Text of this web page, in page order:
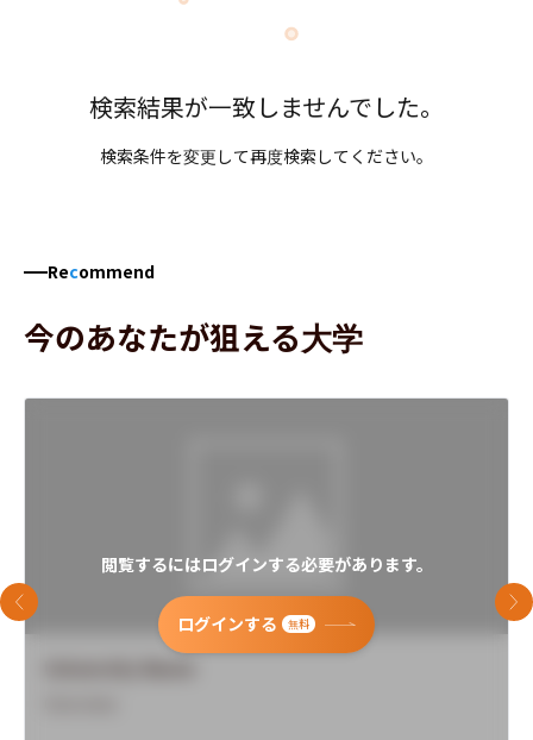
検索結果が一致しませんでした。
検索条件を変更して再度検索してください。
Recommend
今のあなたが狙える大学
閲覧するにはログインする必要があります。
ログインする 無料
前のスライド 次